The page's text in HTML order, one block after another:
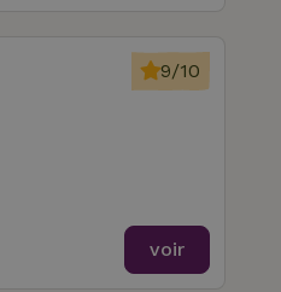
9/10
voir